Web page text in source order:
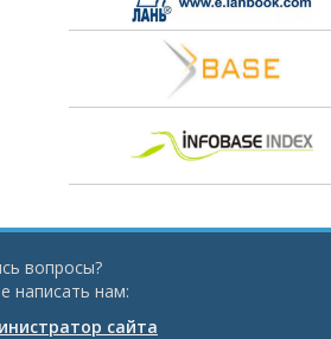
вопросы?
написать нам:
сайта